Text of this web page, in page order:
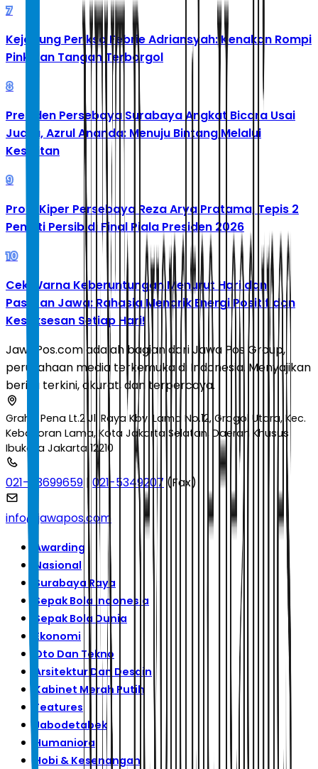
7
Kejagung Periksa Febrie Adriansyah: Kenakan Rompi
Pink dan Tangan Terborgol
8
Presiden Persebaya Surabaya Angkat Bicara Usai
Juara, Azrul Ananda: Menuju Bintang Melalui
Kesulitan
9
Profil Kiper Persebaya Reza Arya Pratama, Tepis 2
Penalti Persib di Final Piala Presiden 2026
10
Cek Warna Keberuntungan Menurut Hari dan
Pasaran Jawa: Rahasia Menarik Energi Positif dan
Kesuksesan Setiap Hari!
JawaPos.com adalah bagian dari Jawa Pos Group,
perusahaan media terkemuka di Indonesia. Menyajikan
berita terkini, akurat, dan terpercaya.
Graha Pena Lt.2 Jl. Raya Kby. Lama No.12, Grogol Utara, Kec.
Kebayoran Lama, Kota Jakarta Selatan, Daerah Khusus
Ibukota Jakarta 12210
021-53699659 | 021-5349207 (Fax)
info@jawapos.com
Awarding
Nasional
Surabaya Raya
Sepak Bola Indonesia
Sepak Bola Dunia
Ekonomi
Oto Dan Tekno
Arsitektur Dan Desain
Kabinet Merah Putih
Features
Jabodetabek
Humaniora
Hobi & Kesenangan